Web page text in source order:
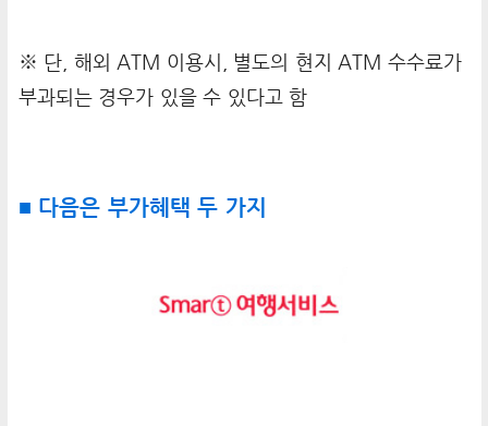
※ 단, 해외 ATM 이용시, 별도의 현지 ATM 수수료가
부과되는 경우가 있을 수 있다고 함
■ 다음은 부가혜택 두 가지